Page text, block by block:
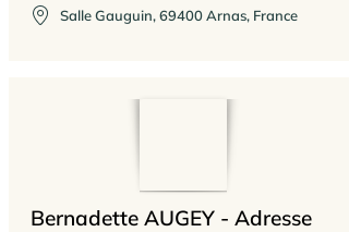
Salle Gauguin, 69400 Arnas, France
Bernadette AUGEY - Adresse